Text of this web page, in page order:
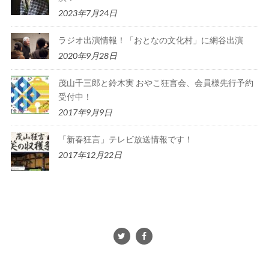
2023年7月24日
ラジオ出演情報！「おとなの文化村」に網谷出演
2020年9月28日
茂山千三郎と鈴木実 おやこ狂言会、会員様先行予約
受付中！
2017年9月9日
「新春狂言」テレビ放送情報です！
2017年12月22日